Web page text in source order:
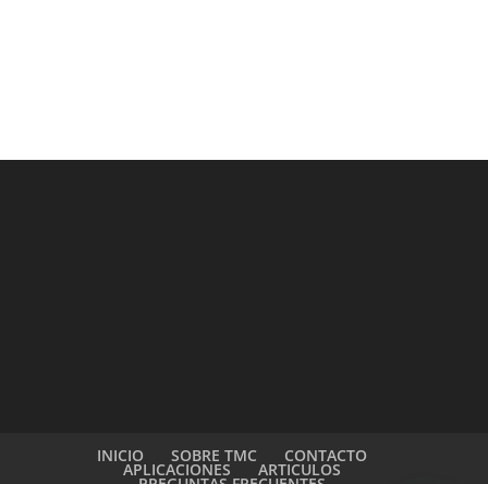
INICIO SOBRE TMC CONTACTO
APLICACIONES ARTICULOS